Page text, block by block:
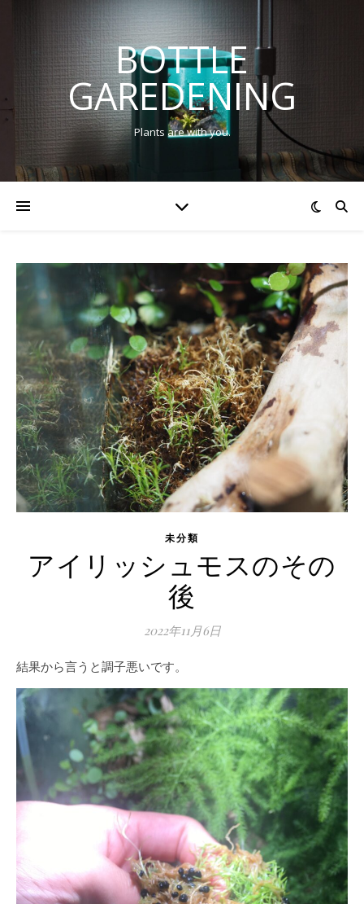
BOTTLE
GAREDENING
Plants are with you.
未分類
アイリッシュモスのその
後
2022年11月6日
結果から言うと調子悪いです。